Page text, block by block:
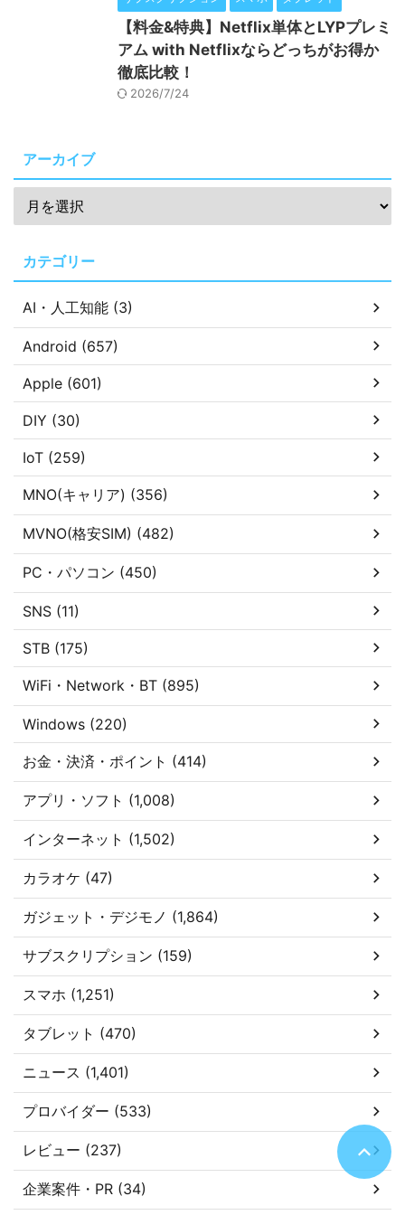
【料金&特典】Netflix単体とLYPプレミ
アム with Netflixならどっちがお得か
徹底比較！
2026/7/24
アーカイブ
カテゴリー
AI・人工知能 (3)
Android (657)
Apple (601)
DIY (30)
IoT (259)
MNO(キャリア) (356)
MVNO(格安SIM) (482)
PC・パソコン (450)
SNS (11)
STB (175)
WiFi・Network・BT (895)
Windows (220)
お金・決済・ポイント (414)
アプリ・ソフト (1,008)
インターネット (1,502)
カラオケ (47)
ガジェット・デジモノ (1,864)
サブスクリプション (159)
スマホ (1,251)
タブレット (470)
ニュース (1,401)
プロバイダー (533)
レビュー (237)
企業案件・PR (34)